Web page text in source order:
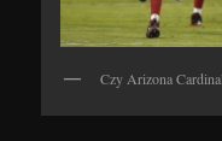
Czy Arizona